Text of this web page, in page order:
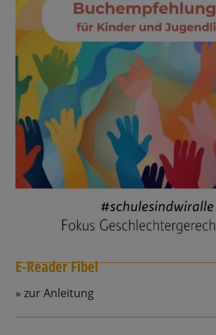
E-Reader Fibel
zur Anleitung